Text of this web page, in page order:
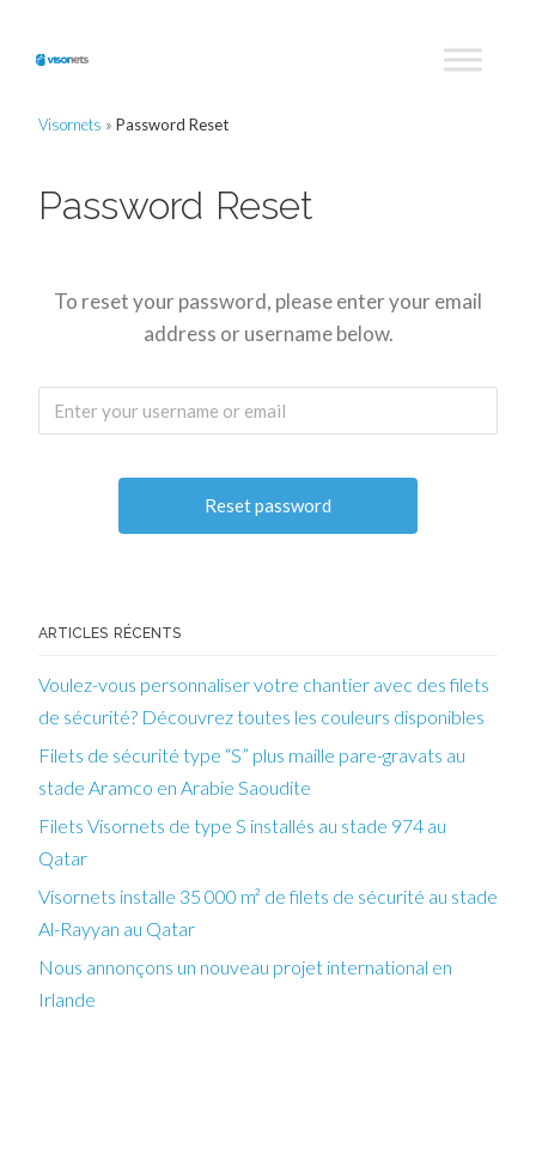
Visornets » Password Reset
Password Reset
To reset your password, please enter your email
address or username below.
ARTICLES RÉCENTS
Voulez-vous personnaliser votre chantier avec des filets
de sécurité? Découvrez toutes les couleurs disponibles
Filets de sécurité type “S” plus maille pare-gravats au
stade Aramco en Arabie Saoudite
Filets Visornets de type S installés au stade 974 au
Qatar
Visornets installe 35 000 m² de filets de sécurité au stade
Al-Rayyan au Qatar
Nous annonçons un nouveau projet international en
Irlande